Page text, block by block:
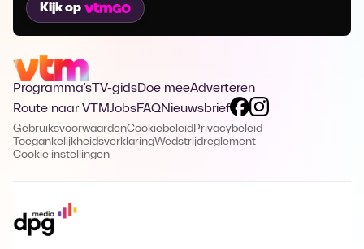
Kijk op
Programma's TV-gidsDoe meeAdverteren
Route naar VTMJobsFAQNieuwsbrief
GebruiksvoorwaardenCookiebeleid Privacybeleid
ToegankelijkheidsverklaringWedstrijdreglement
Cookie instellingen